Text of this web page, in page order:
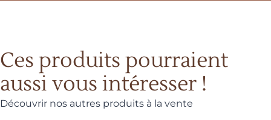
Ces produits pourraient
aussi vous intéresser !
Découvrir nos autres produits à la vente